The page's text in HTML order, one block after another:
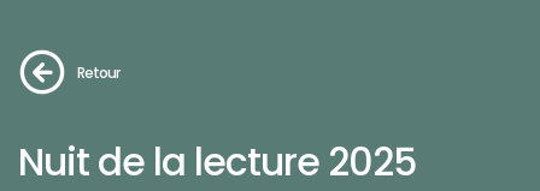
Retour
Nuit de la lecture 2025